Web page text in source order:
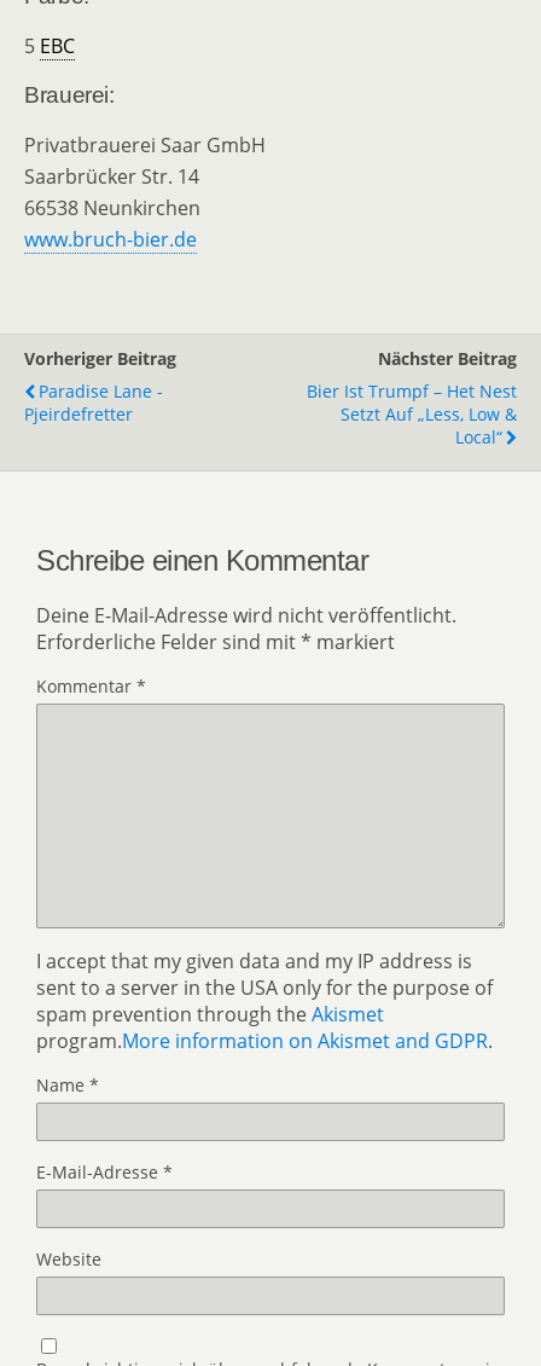
5 EBC
Brauerei:
Privatbrauerei Saar GmbH
Saarbrücker Str. 14
66538 Neunkirchen
www.bruch-bier.de
Vorheriger Beitrag
Paradise Lane -
Pjeirdefretter
Nächster Beitrag
Bier Ist Trumpf – Het Nest
Setzt Auf „Less, Low &
Local“
Schreibe einen Kommentar
Deine E-Mail-Adresse wird nicht veröffentlicht.
Erforderliche Felder sind mit* markiert
Kommentar *
I accept that my given data and my IP address is
sent to a server in the USA only for the purpose of
spam prevention through theAkismet
program.More information on Akismet and GDPR.
Name *
E-Mail-Adresse *
Website